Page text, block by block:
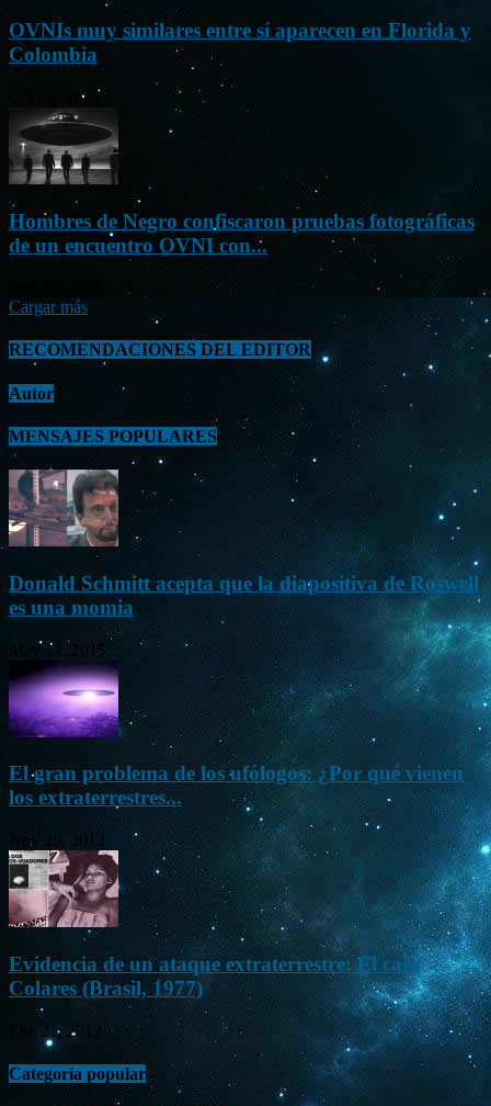
OVNIs muy similares entre sí aparecen en Florida y
Colombia
Oct 23, 2023
Hombres de Negro confiscaron pruebas fotográficas
de un encuentro OVNI con...
Cargar más
RECOMENDACIONES DEL EDITOR
Autor
MENSAJES POPULARES
Donald Schmitt acepta que la diapositiva de Roswell
es una momia
May 14, 2015
El gran problema de los ufólogos: ¿Por qué vienen
los extraterrestres...
Nov 26, 2012
Evidencia de un ataque extraterrestre: El caso
Colares (Brasil, 1977)
Ene 21, 2012
Categoría popular